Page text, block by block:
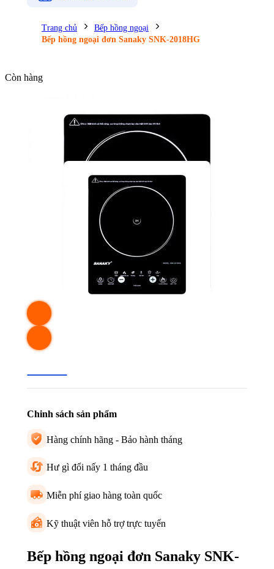
Trang chủ
Bếp hồng ngoại
Bếp hồng ngoại đơn Sanaky SNK-2018HG
Còn hàng
Chinh sách sản phẩm
Hàng chính hãng - Bảo hành tháng
Hư gì đổi nấy 1 tháng đầu
Miễn phí giao hàng toàn quốc
Kỹ thuật viên hỗ trợ trực tuyến
Bếp hồng ngoại đơn Sanaky SNK-